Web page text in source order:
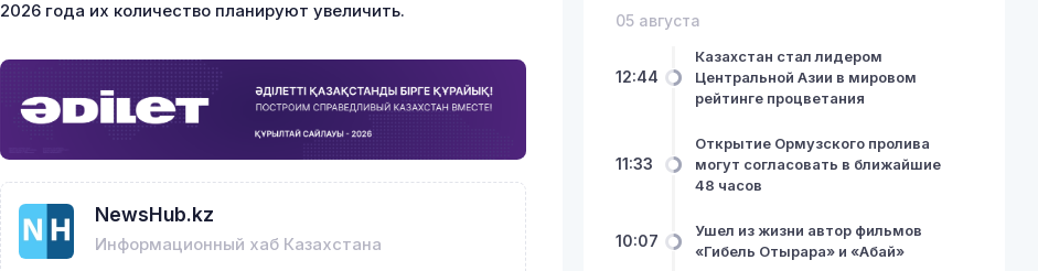
2026 года их количество планируют увеличить.
NewsHub.kz
Информационный хаб Казахстана
05 августа
12:44
Казахстан стал лидером
Центральной Азии в мировом
рейтинге процветания
11:33
Открытие Ормузского пролива
могут согласовать в ближайшие
48 часов
10:07
Ушел из жизни автор фильмов
«Гибель Отырара» и «Абай»